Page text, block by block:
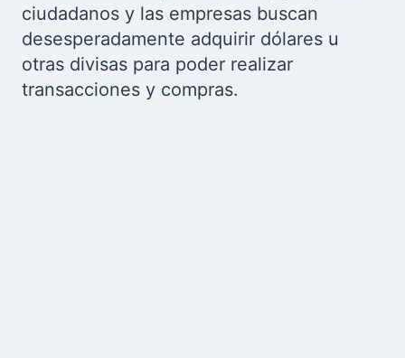
ciudadanos y las empresas buscan
desesperadamente adquirir dólares u
otras divisas para poder realizar
transacciones y compras.